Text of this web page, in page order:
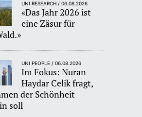
UNI RESEARCH / 06.08.2026
«Das Jahr 2026 ist
eine Zäsur für
UNI PEOPLE / 06.08.2026
Im Fokus: Nuran
Haydar Celik fragt,
der Schönheit
soll